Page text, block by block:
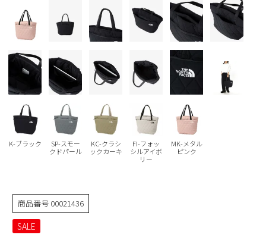
Parade
SKECHERS
moz
new balance
puma
ウェア
Parade
SKECHERS
EDWIN
new balance
SKECHERS
new balance
asics
瞬足
ビジネスバッグ
トートバッグ
ショルダーバッグ
財布
ご利用ガイド
お問い合わせ
メルマガ購買
休業日 お問い合わせ窓口休業日
2026 年8月
K-ブラック
SP-スモー
クドパール
KC-クラシ
ックカーキ
FI-フォッ
シルアイボ
リー
MK-メタル
ピンク
商品番号 00021436
SALE